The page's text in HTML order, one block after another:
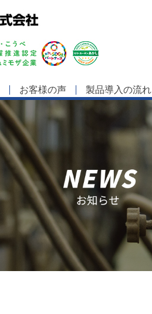
お客様の声 製品導入の流れ